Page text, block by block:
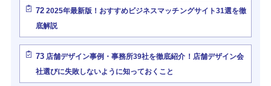
722025年最新版！おすすめビジネスマッチングサイト31選を徹
底解説
73店舗デザイン事例・事務所39社を徹底紹介！店舗デザイン会
社選びに失敗しないように知っておくこと